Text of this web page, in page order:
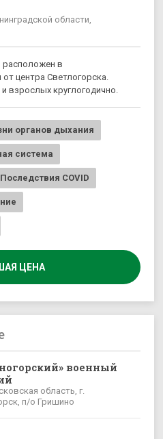
области,
расположен в
центра Светлогорска.
взрослых круглогодично.
органов дыхания
система
Последствия COVID
ЦЕНА
военный
область, г.
п/о Гришино